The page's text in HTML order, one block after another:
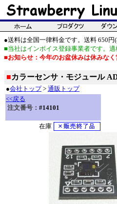
●送料は全国一律料金です。送料 650
■当社はインボイス登録事業者です。
■お知らせ：今年のお盆休みは休みなく
■カラーセンサ・モジュール
●会社トップ> 通販トップ
<<戻る
注文番号： #14101
在庫